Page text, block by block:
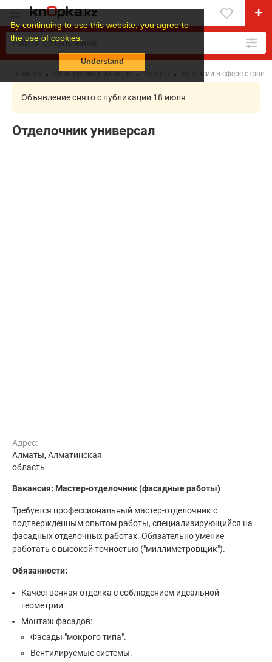
By continuing to use this website, you agree to
the use of cookies.
Understand
Объявления в Алматы Работа Вакансии в сфере
Объявление снято с публикации 18 июля
Отделочник универсал
Адрес:
Алматы, Алматинская
область
Вакансия: Мастер-отделочник (фасадные работы)
Требуется профессиональный мастер-отделочник с
подтвержденным опытом работы, специализирующийся на
фасадных отделочных работах. Обязательно умение
работать с высокой точностью ("миллиметровщик").
Обязанности:
Качественная отделка с соблюдением идеальной
геометрии.
Монтаж фасадов:
Фасады "мокрого типа".
Вентилируемые системы.